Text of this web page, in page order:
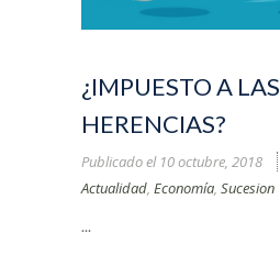
¿IMPUESTO A LAS
HERENCIAS?
Publicado el10 octubre, 2018
Actualidad, Economía, Sucesion
...